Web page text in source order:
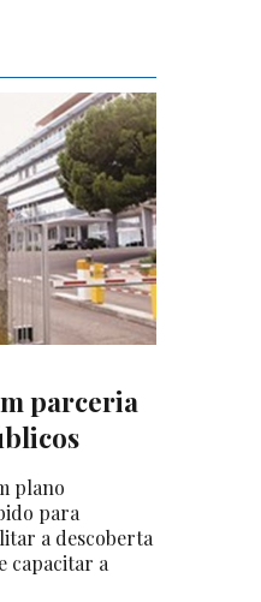
parceria
plano
para
a descoberta
capacitar a